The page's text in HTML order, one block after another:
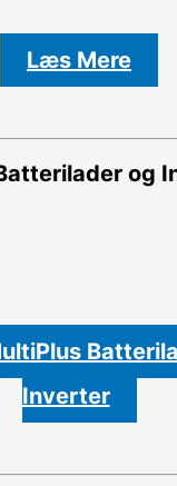
Læs Mere
og
Inverter